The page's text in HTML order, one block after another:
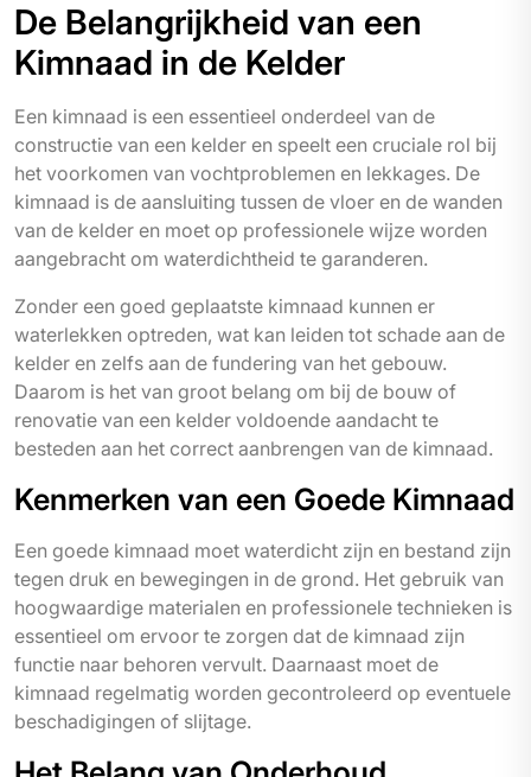
De Belangrijkheid van een
Kimnaad in de Kelder
Een kimnaad is een essentieel onderdeel van de
constructie van een kelder en speelt een cruciale rol bij
het voorkomen van vochtproblemen en lekkages. De
kimnaad is de aansluiting tussen de vloer en de wanden
van de kelder en moet op professionele wijze worden
aangebracht om waterdichtheid te garanderen.
Zonder een goed geplaatste kimnaad kunnen er
waterlekken optreden, wat kan leiden tot schade aan de
kelder en zelfs aan de fundering van het gebouw.
Daarom is het van groot belang om bij de bouw of
renovatie van een kelder voldoende aandacht te
besteden aan het correct aanbrengen van de kimnaad.
Kenmerken van een Goede Kimnaad
Een goede kimnaad moet waterdicht zijn en bestand zijn
tegen druk en bewegingen in de grond. Het gebruik van
hoogwaardige materialen en professionele technieken is
essentieel om ervoor te zorgen dat de kimnaad zijn
functie naar behoren vervult. Daarnaast moet de
kimnaad regelmatig worden gecontroleerd op eventuele
beschadigingen of slijtage.